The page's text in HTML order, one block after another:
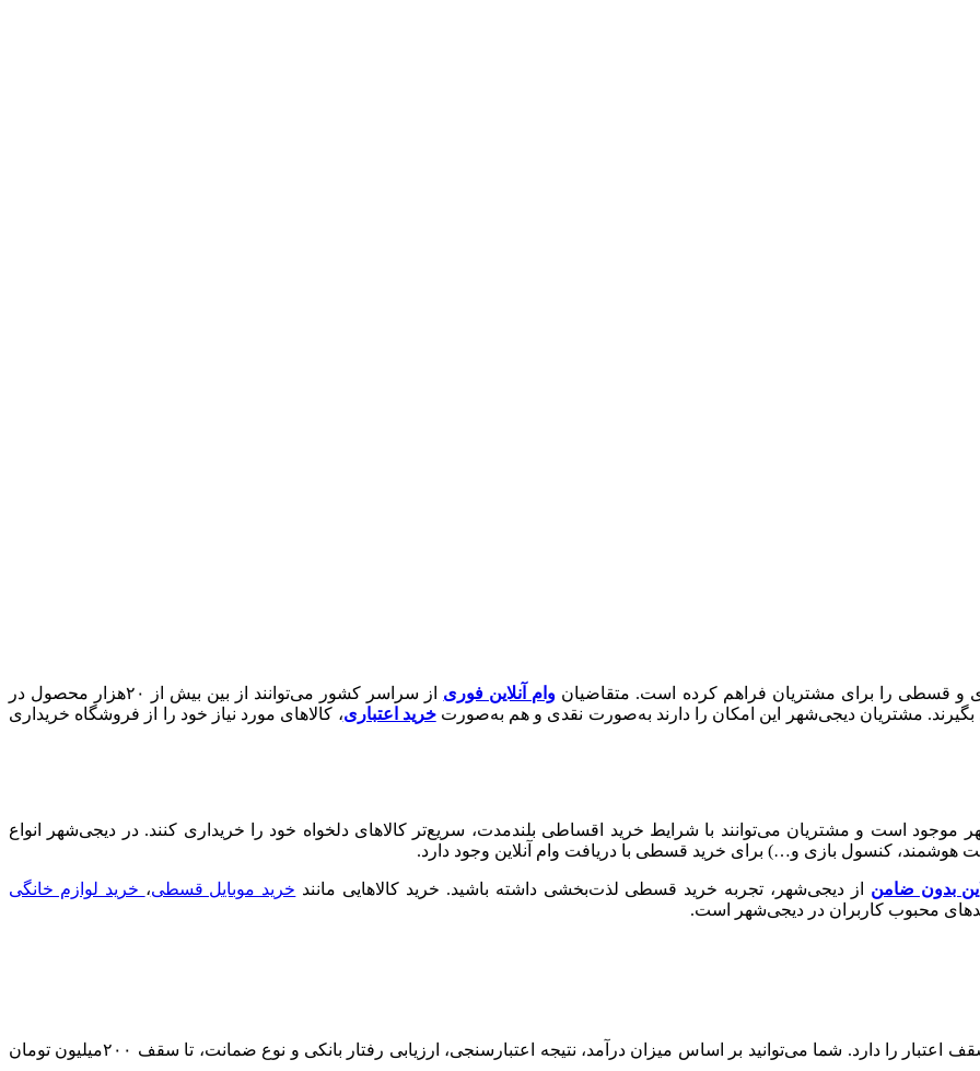
و قسطی را برای مشتریان فراهم کرده است. متقاضیان وام آنلاین فوری
از سراسر کشور می‌توانند از بین بیش از ۲۰هزار محصول در
مشتریان دیجی‌شهر این امکان را دارند به‌صورت نقدی و هم به‌صورت خرید اعتباری، کالاهای مورد نیاز خود را از فروشگاه خریداری
است و مشتریان می‌توانند با شرایط خرید اقساطی بلندمدت، سریع‌تر کالاهای دلخواه خود را خریداری کنند. در دیجی‌شهر انواع
هوشمند، کنسول بازی و…) برای خرید قسطی با دریافت وام آنلاین وجود دارد.
بدون ضامن از دیجی‌شهر، تجربه خرید قسطی لذت‌بخشی داشته باشید. خرید کالا‌هایی مانند خرید موبایل قسطی، خرید لوازم خانگی
محبوب کاربران در دیجی‌شهر است.
در مقایسه با سایر ارائه‌دهندگان وام خرید کالا، بیش‌ترین سقف اعتبار را دارد. شما می‌توانید بر اساس میزان درآمد، نتیجه اعتبارسنجی، ارزیابی رفتار بانکی و نوع ضمانت، تا سقف ۲۰۰میلیون تومان